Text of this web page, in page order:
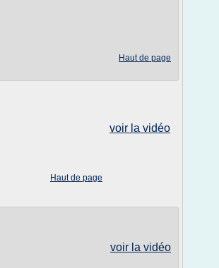
Haut de page
voir la vidéo
Haut de page
voir la vidéo